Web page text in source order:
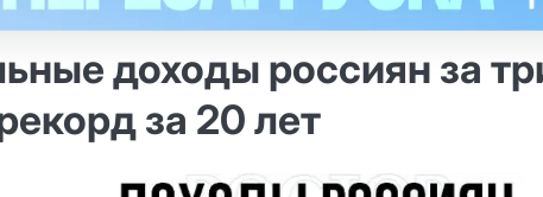
доходы россиян за
за 20 лет